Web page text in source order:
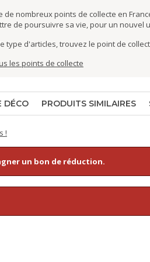
de nombreux points de collecte en
de poursuivre sa vie, pour un nouvel
type d'articles, trouvez le point de
les points de collecte
DÉCO PRODUITS SIMILAIRES
!
un bon de réduction.